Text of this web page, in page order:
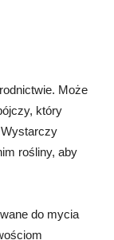
Może
który
rośliny, aby
do mycia